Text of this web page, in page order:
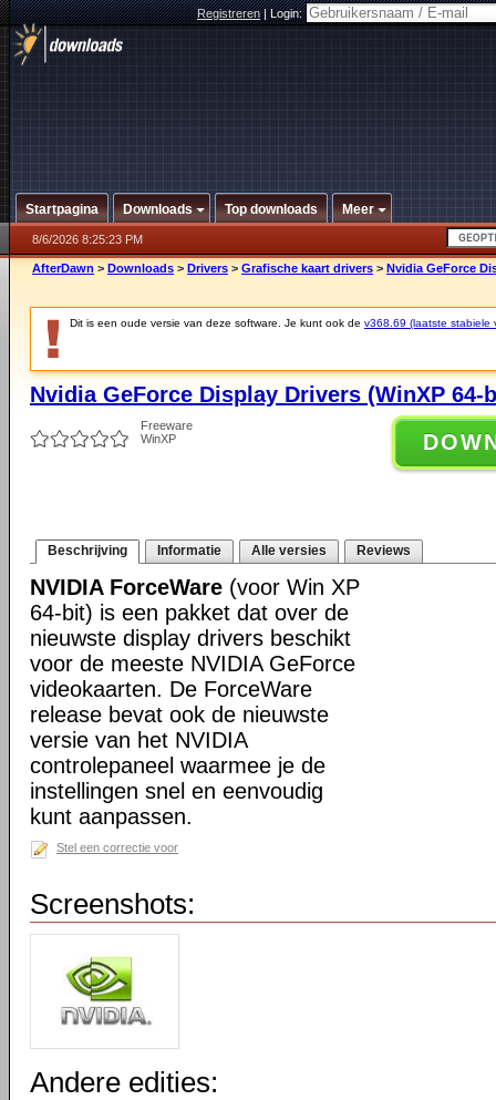
Registreren|Login:
Startpagina Downloads Top downloads Meer
8/6/2026 8:25:23 PM
AfterDawn > Downloads > Drivers > Grafische kaart drivers > Nvidia GeForce
Dit is een oude versie van deze software. Je kunt ook de v368.69 (laatste stabiele
Nvidia GeForce Display Drivers (WinXP 64-
Freeware
WinXP
Beschrijving Informatie Alle versies Reviews
NVIDIA ForceWare (voor Win XP
64-bit) is een pakket dat over de
nieuwste display drivers beschikt
voor de meeste NVIDIA GeForce
videokaarten. De ForceWare
release bevat ook de nieuwste
versie van het NVIDIA
controlepaneel waarmee je de
instellingen snel en eenvoudig
kunt aanpassen.
Stel een correctie voor
Screenshots:
Andere edities: